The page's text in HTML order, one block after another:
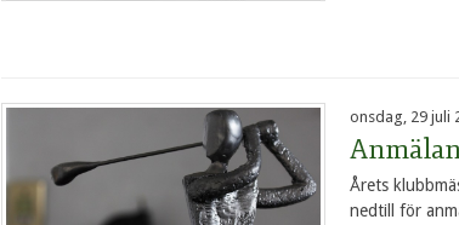
onsdag, 29 juli
Årets
nedtill för